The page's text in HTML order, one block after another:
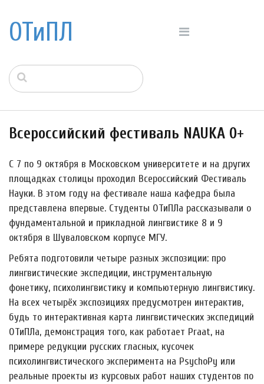
ОТиПЛ
Всероссийский фестиваль NAUKA 0+
С 7 по 9 октября в Московском университете и на других
площадках столицы проходил Всероссийский Фестиваль
Науки. В этом году на фестивале наша кафедра была
представлена впервые. Студенты ОТиПЛа рассказывали о
фундаментальной и прикладной лингвистике 8 и 9
октября в Шуваловском корпусе МГУ.
Ребята подготовили четыре разных экспозиции: про
лингвистические экспедиции, инструментальную
фонетику, психолингвистику и компьютерную лингвистику.
На всех четырёх экспозициях предусмотрен интерактив,
будь то интерактивная карта лингвистических экспедиций
ОТиПЛа, демонстрация того, как работает Praat, на
примере редукции русских гласных, кусочек
психолингвистического эксперимента на PsychoPy или
реальные проекты из курсовых работ наших студентов по